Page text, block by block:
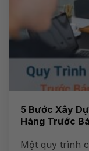
5 Bước Xây
Hàng Trước
Một quy trình